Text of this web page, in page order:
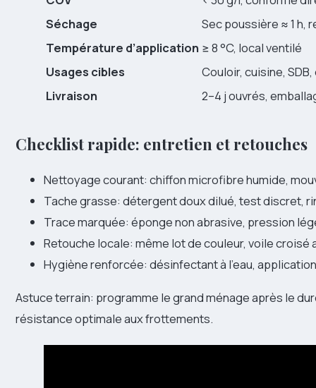
Séchage
Sec poussière ≈ 1 h,
Température d’application ≥ 8 °C, local ventilé
Usages cibles
Couloir, cuisine,
Livraison
2–4 j ouvrés,
Checklist rapide: entretien et retouches
Nettoyage courant: chiffon microfibre humide,
Tache grasse: détergent doux dilué, test discret,
Trace marquée: éponge non abrasive, pression
Retouche locale: même lot de couleur, voile croisé
Hygiène renforcée: désinfectant à l’eau,
Astuce terrain: programme le grand ménage après le
résistance optimale aux frottements.